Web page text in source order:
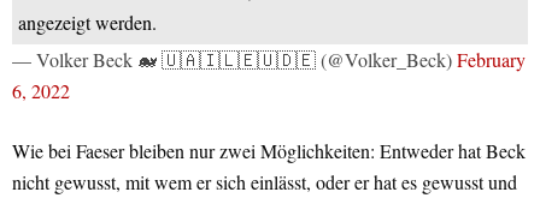
angezeigt werden.
— Volker Beck 🐋 🇺🇦🇮🇱🇪🇺🇩🇪 (@Volker_Beck)February
6, 2022
Wie bei Faeser bleiben nur zwei Möglichkeiten: Entweder hat Beck
nicht gewusst, mit wem er sich einlässt, oder er hat es gewusst und